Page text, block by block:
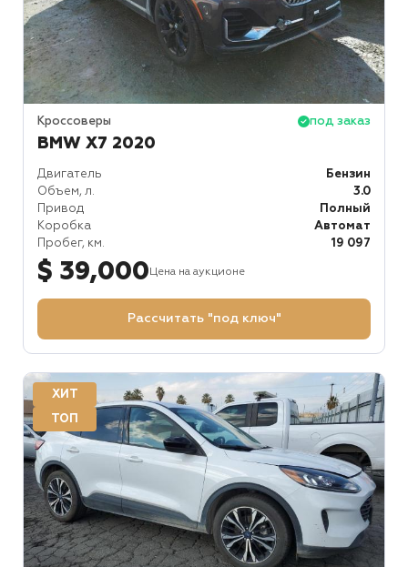
Кроссоверы под заказ
BMW X7 2020
Двигатель
Бензин
Объем, л.
3.0
Привод
Полный
Коробка
Автомат
Пробег, км.
19 097
$ 39,000 Цена на аукционе
Рассчитать "под ключ"
ХИТ
ТОП